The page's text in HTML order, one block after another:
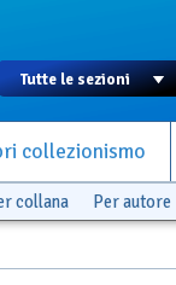
collezionismo
collana Per autore